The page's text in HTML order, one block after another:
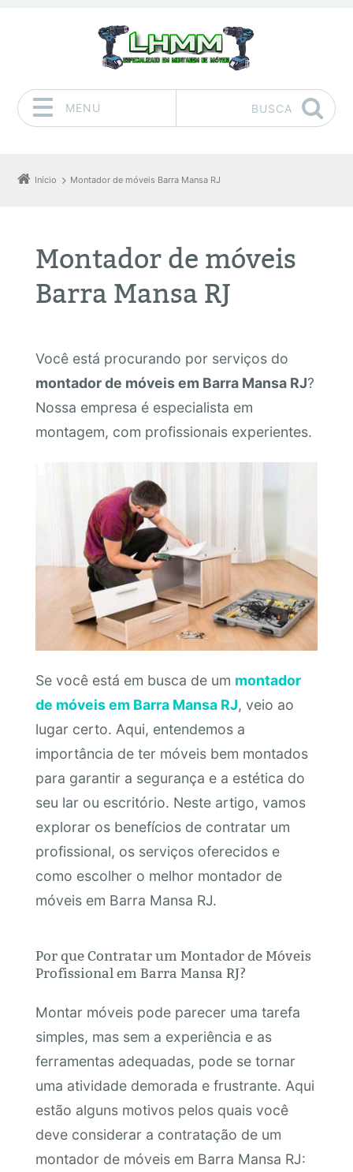
MENU BUSCA
Início Montador de móveis Barra Mansa RJ
Montador de móveis
Barra Mansa RJ
Você está procurando por serviços do
montador de móveis em Barra Mansa RJ?
Nossa empresa é especialista em
montagem, com profissionais experientes.
Se você está em busca de um montador
de móveis em Barra Mansa RJ, veio ao
lugar certo. Aqui, entendemos a
importância de ter móveis bem montados
para garantir a segurança e a estética do
seu lar ou escritório. Neste artigo, vamos
explorar os benefícios de contratar um
profissional, os serviços oferecidos e
como escolher o melhor montador de
móveis em Barra Mansa RJ.
Por que Contratar um Montador de Móveis
Profissional em Barra Mansa RJ?
Montar móveis pode parecer uma tarefa
simples, mas sem a experiência e as
ferramentas adequadas, pode se tornar
uma atividade demorada e frustrante. Aqui
estão alguns motivos pelos quais você
deve considerar a contratação de um
montador de móveis em Barra Mansa RJ: